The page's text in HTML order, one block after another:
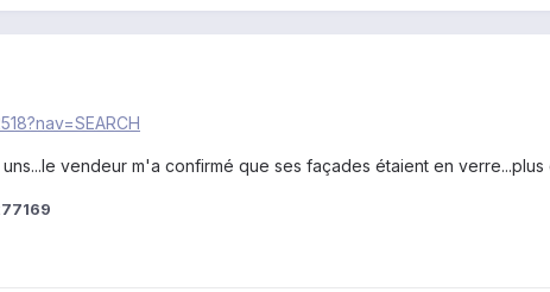
vendeur m'a confirmé que ses façades étaient en